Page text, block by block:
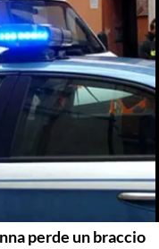
perde un braccio